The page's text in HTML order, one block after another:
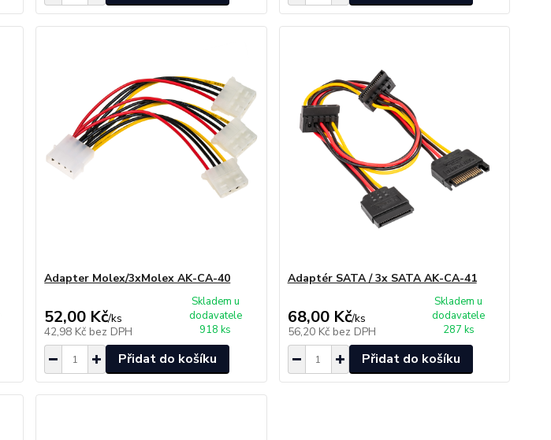
Adapter Molex/3xMolex AK-CA-40
52,00 Kč/ks
42,98 Kč bez DPH
Skladem u
dodavatele
918 ks
Přidat do košíku
Adaptér SATA / 3x SATA AK-CA-41
68,00 Kč/ks
56,20 Kč bez DPH
Skladem u
dodavatele
287 ks
Přidat do košíku